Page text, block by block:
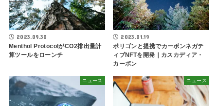
2023.09.30
Menthol ProtocolがCO2排出量計
算ツールをローンチ
2023.01.19
ポリゴンと提携でカーボンネガテ
ィブNFTを開発｜カスカディア・
カーボン
ニュース ニュース